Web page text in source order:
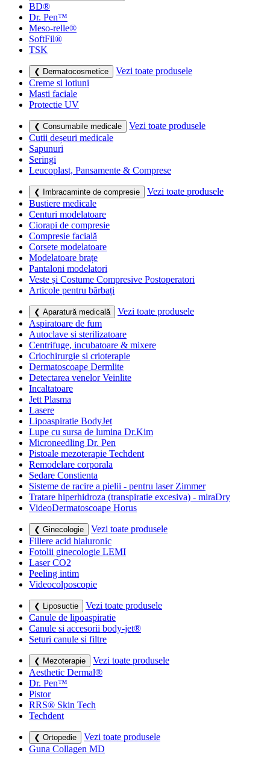
BD®
Dr. Pen™
Meso-relle®
SoftFil®
TSK
❮ Dermatocosmetice
Vezi toate produsele
Creme si lotiuni
Masti faciale
Protectie UV
❮ Consumabile medicale
Vezi toate produsele
Cutii deșeuri medicale
Sapunuri
Seringi
Leucoplast, Pansamente & Comprese
❮ Imbracaminte de compresie
Vezi toate produsele
Bustiere medicale
Centuri modelatoare
Ciorapi de compresie
Compresie facială
Corsete modelatoare
Modelatoare brațe
Pantaloni modelatori
Veste și Costume Compresive Postoperatori
Articole pentru bărbați
❮ Aparatură medicală
Vezi toate produsele
Aspiratoare de fum
Autoclave si sterilizatoare
Centrifuge, incubatoare & mixere
Criochirurgie si crioterapie
Dermatoscoape Dermlite
Detectarea venelor Veinlite
Incaltatoare
Jett Plasma
Lasere
Lipoaspiratie BodyJet
Lupe cu sursa de lumina Dr.Kim
Microneedling Dr. Pen
Pistoale mezoterapie Techdent
Remodelare corporala
Sedare Constienta
Sisteme de racire a pielii - pentru laser Zimmer
Tratare hiperhidroza (transpiratie excesiva) - miraDry
VideoDermatoscoape Horus
❮ Ginecologie
Vezi toate produsele
Fillere acid hialuronic
Fotolii ginecologie LEMI
Laser CO2
Peeling intim
Videocolposcopie
❮ Liposuctie
Vezi toate produsele
Canule de lipoaspiratie
Canule si accesorii body-jet®
Seturi canule si filtre
❮ Mezoterapie
Vezi toate produsele
Aesthetic Dermal®
Dr. Pen™
Pistor
RRS® Skin Tech
Techdent
❮ Ortopedie
Vezi toate produsele
Guna Collagen MD